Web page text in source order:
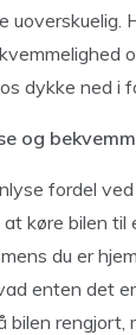
uoverskuelig.
dykke ned i
og
fordel
køre bilen til
du er
enten det
bilen rengjort,